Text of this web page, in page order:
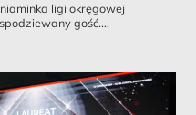
ligi okręgowej
gość....